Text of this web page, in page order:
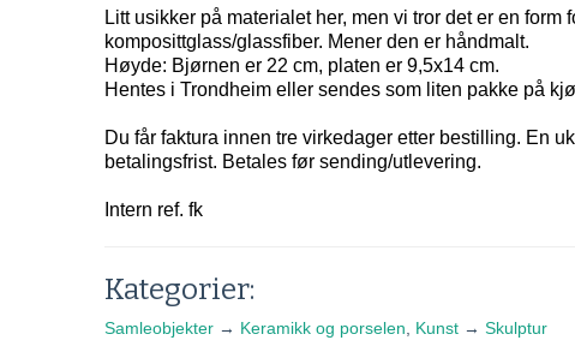
Litt usikker på materialet her, men vi tror det er en form
komposittglass/glassfiber. Mener den er håndmalt.
Høyde: Bjørnen er 22 cm, platen er 9,5x14 cm.
Hentes i Trondheim eller sendes som liten pakke på
Du får faktura innen tre virkedager etter bestilling. En
betalingsfrist. Betales før sending/utlevering.
Intern ref. fk
Kategorier:
Samleobjekter → Keramikk og porselen Kunst → Skulptur